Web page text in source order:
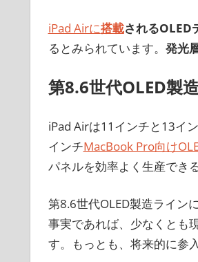
iPad Airに搭載されるOLED
るとみられています。 発光
第8.6世代OLED製
iPad Airは11インチと13イ
インチMacBook Pro向け
パネルを効率よく生産でき
第8.6世代OLED製造ライン
事実であれば、少なくとも
す。もっとも、将来的に参